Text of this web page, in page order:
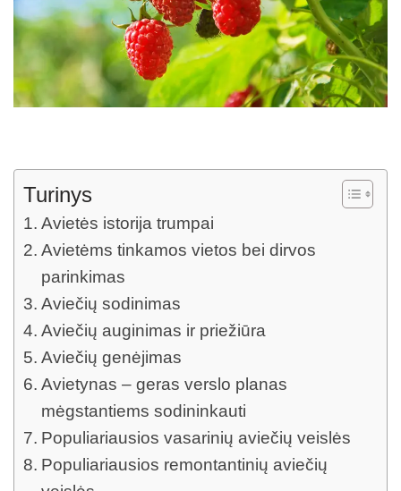
Turinys
Avietės istorija trumpai
Avietėms tinkamos vietos bei dirvos
parinkimas
Aviečių sodinimas
Aviečių auginimas ir priežiūra
Aviečių genėjimas
Avietynas – geras verslo planas
mėgstantiems sodininkauti
Populiariausios vasarinių aviečių veislės
Populiariausios remontantinių aviečių